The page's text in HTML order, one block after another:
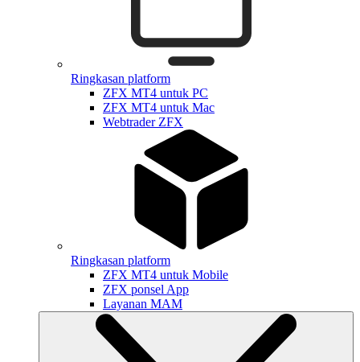
Ringkasan platform
ZFX MT4 untuk PC
ZFX MT4 untuk Mac
Webtrader ZFX
Ringkasan platform
ZFX MT4 untuk Mobile
ZFX ponsel App
Layanan MAM